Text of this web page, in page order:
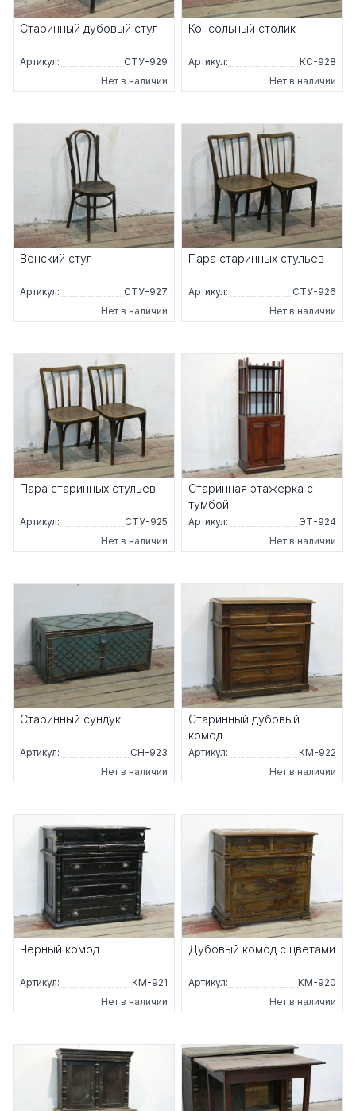
Старинный дубовый стул
Артикул:
СТУ-929
Нет в наличии
Консольный столик
Артикул:
КС-928
Нет в наличии
Венский стул
Артикул:
СТУ-927
Нет в наличии
Пара старинных стульев
Артикул:
СТУ-926
Нет в наличии
Пара старинных стульев
Артикул:
СТУ-925
Нет в наличии
Старинная этажерка с
тумбой
Артикул:
ЭТ-924
Нет в наличии
Старинный сундук
Артикул:
СН-923
Нет в наличии
Старинный дубовый
комод
Артикул:
КМ-922
Нет в наличии
Черный комод
Артикул:
КМ-921
Нет в наличии
Дубовый комод с цветами
Артикул:
КМ-920
Нет в наличии